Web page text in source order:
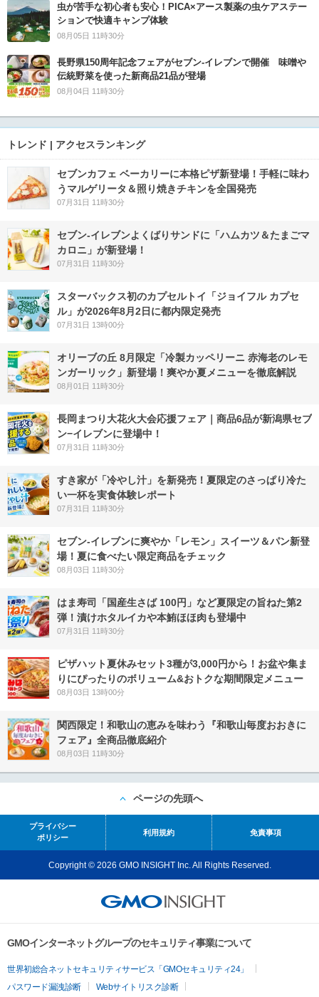
虫が苦手な初心者も安心！PICA×アース製薬の虫ケアステー
ションで快適キャンプ体験
08月05日 11時30分
長野県150周年記念フェアがセブン-イレブンで開催 味噌や
伝統野菜を使った新商品21品が登場
08月04日 11時30分
トレンド | アクセスランキング
セブンカフェ ベーカリーに本格ピザ新登場！手軽に味わ
うマルゲリータ＆照り焼きチキンを全国発売
07月31日 11時30分
セブン‐イレブンよくばりサンドに「ハムカツ＆たまごマ
カロニ」が新登場！
07月31日 11時30分
スターバックス初のカプセルトイ「ジョイフル カプセ
ル」が2026年8月2日に都内限定発売
07月31日 13時00分
オリーブの丘 8月限定「冷製カッペリーニ 赤海老のレモ
ンガーリック」新登場！爽やか夏メニューを徹底解説
08月01日 11時30分
長岡まつり大花火大会応援フェア｜商品6品が新潟県セブ
ン−イレブンに登場中！
07月31日 11時30分
すき家が「冷やし汁」を新発売！夏限定のさっぱり冷た
い一杯を実食体験レポート
07月31日 11時30分
セブン‐イレブンに爽やか「レモン」スイーツ＆パン新登
場！夏に食べたい限定商品をチェック
08月03日 11時30分
はま寿司「国産生さば 100円」など夏限定の旨ねた第2
弾！漬けホタルイカや本鮪ほほ肉も登場中
07月31日 11時30分
ピザハット夏休みセット3種が3,000円から！お盆や集ま
りにぴったりのボリューム&おトクな期間限定メニュー
08月03日 13時00分
関西限定！和歌山の恵みを味わう『和歌山毎度おおきに
フェア』全商品徹底紹介
08月03日 11時30分
ページの先頭へ
プライバシー
ポリシー
利用規約 免責事項
Copyright © 2026 GMO INSIGHT Inc. All Rights Reserved.
GMOインターネットグループのセキュリティ事業について
世界初総合ネットセキュリティサービス「GMOセキュリティ24」
パスワード漏洩診断
Webサイトリスク診断